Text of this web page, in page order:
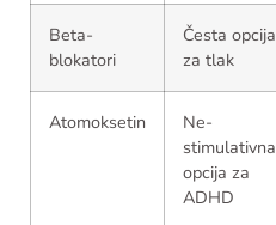
Beta-
blokatori
Česta opcija
za tlak
Atomoksetin
Ne-
stimulativna
opcija za
ADHD